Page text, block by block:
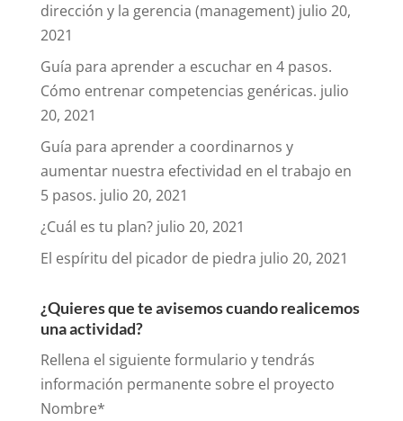
dirección y la gerencia (management) julio 20,
2021
Guía para aprender a escuchar en 4 pasos.
Cómo entrenar competencias genéricas. julio
20, 2021
Guía para aprender a coordinarnos y
aumentar nuestra efectividad en el trabajo en
5 pasos. julio 20, 2021
¿Cuál es tu plan? julio 20, 2021
El espíritu del picador de piedra julio 20, 2021
¿Quieres que te avisemos cuando realicemos
una actividad?
Rellena el siguiente formulario y tendrás
información permanente sobre el proyecto
Nombre*